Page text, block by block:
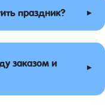
праздник? ▸
заказом и ▸